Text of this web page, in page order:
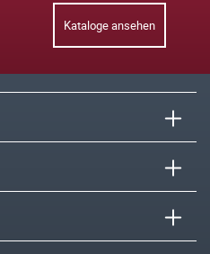
Kataloge ansehen